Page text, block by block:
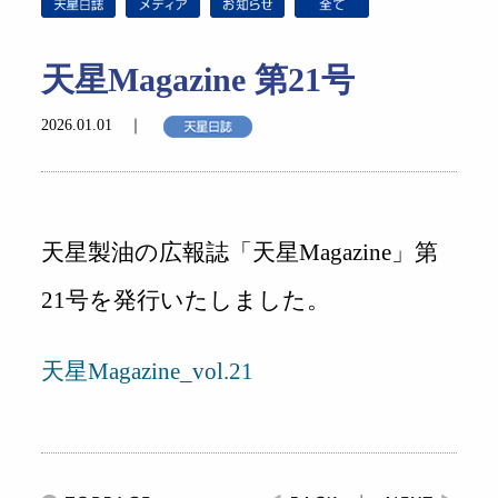
天星Magazine 第21号
2026.01.01 ｜
天星製油の広報誌「天星Magazine」第
21号を発行いたしました。
天星Magazine_vol.21